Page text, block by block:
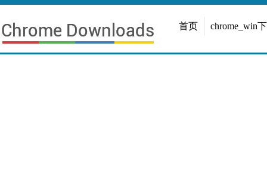
首页 chrome_win